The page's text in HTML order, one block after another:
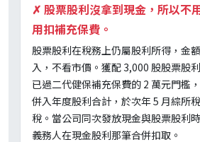
✗ 股票股利沒拿到現金，所以不
用扣補充保費。
股票股利在稅務上仍屬股利所得，金
入，不看市價。獲配 3,000 股股票股
已過二代健保補充保費的 2 萬元門檻
併入年度股利合計，於次年 5 月綜所
稅。當公司同次發放現金與股票股利
義務人在現金股利那筆合併扣取。